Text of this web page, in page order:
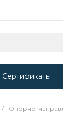
Сертификаты
/ Опорно-